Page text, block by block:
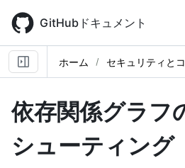
main
content
GitHubドキュメント
ホーム セキュリティと
依存関係グラフ
シューティング